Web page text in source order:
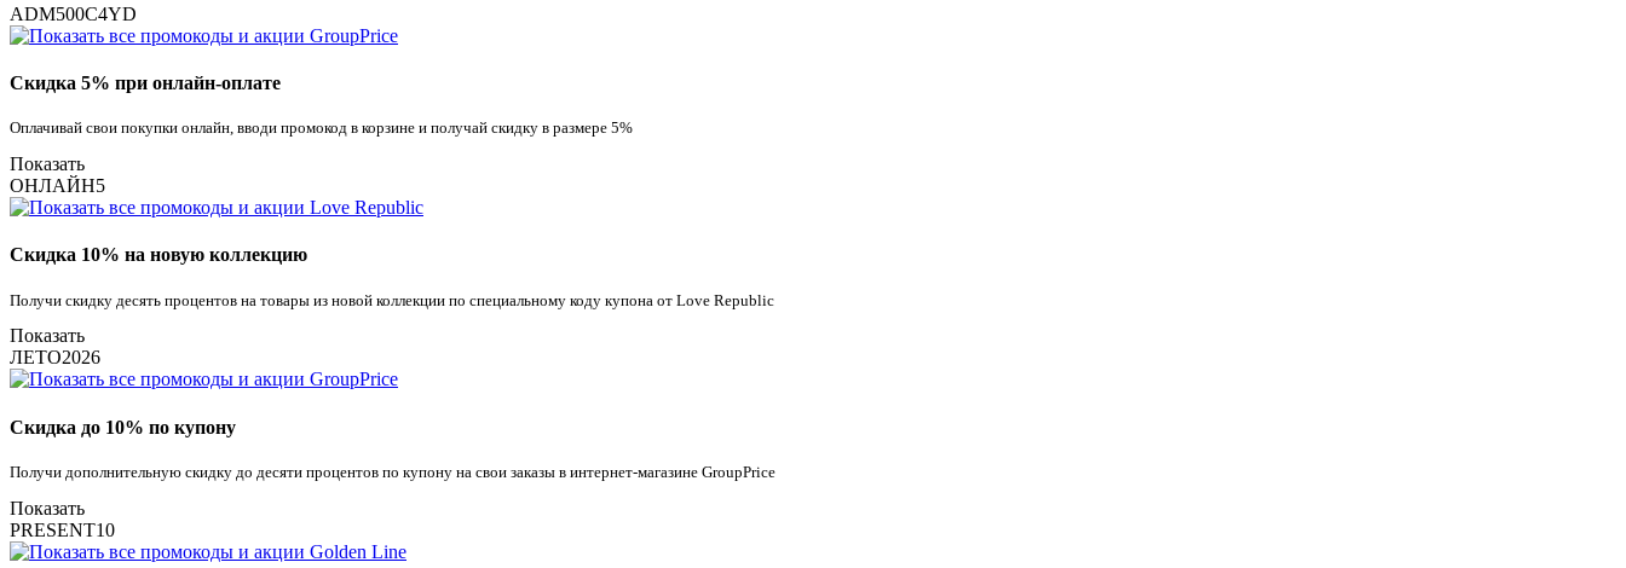
ADM500C4YD
Скидка 5% при онлайн-оплате
Оплачивай свои покупки онлайн, вводи промокод в корзине и получай скидку в размере 5%
Показать
ОНЛАЙН5
Скидка 10% на новую коллекцию
Получи скидку десять процентов на товары из новой коллекции по специальному коду купона от Love Republic
Показать
ЛЕТО2026
Скидка до 10% по купону
Получи дополнительную скидку до десяти процентов по купону на свои заказы в интернет-магазине GroupPrice
Показать
PRESENT10